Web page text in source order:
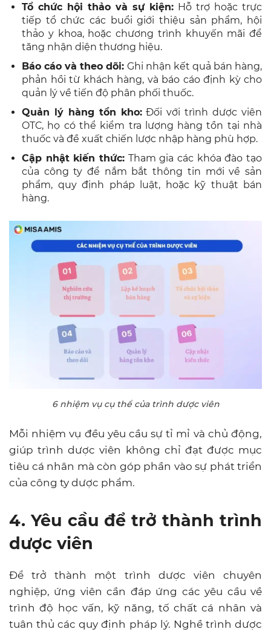
Tổ chức hội thảo và sự kiện: Hỗ trợ hoặc trực
tiếp tổ chức các buổi giới thiệu sản phẩm, hội
thảo y khoa, hoặc chương trình khuyến mãi để
tăng nhận diện thương hiệu.
Báo cáo và theo dõi: Ghi nhận kết quả bán hàng,
phản hồi từ khách hàng, và báo cáo định kỳ cho
quản lý về tiến độ phân phối thuốc.
Quản lý hàng tồn kho:Đối với trình dược viên
OTC, họ có thể kiểm tra lượng hàng tồn tại nhà
thuốc và đề xuất chiến lược nhập hàng phù hợp.
Cập nhật kiến thức: Tham gia các khóa đào tạo
của công ty để nắm bắt thông tin mới về sản
phẩm, quy định pháp luật, hoặc kỹ thuật bán
hàng.
6 nhiệm vụ cụ thể của trình dược viên
Mỗi nhiệm vụ đều yêu cầu sự tỉ mỉ và chủ động,
giúp trình dược viên không chỉ đạt được mục
tiêu cá nhân mà còn góp phần vào sự phát triển
của công ty dược phẩm.
4. Yêu cầu để trở thành trình
dược viên
Để trở thành một trình dược viên chuyên
nghiệp, ứng viên cần đáp ứng các yêu cầu về
trình độ học vấn, kỹ năng, tố chất cá nhân và
tuân thủ các quy định pháp lý. Nghề trình dược